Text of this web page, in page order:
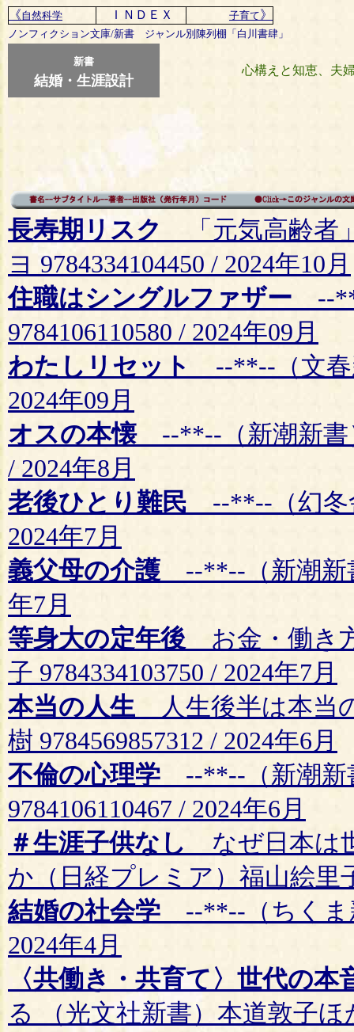
《自然科学 ＩＮＤＥＸ 子育て》
ノンフィクション文庫/新書 ジャンル別陳列棚「白川書肆」
新書
結婚・生涯設計
心構えと知恵、 夫
長寿期リスク
「元気高齢者
ヨ 9784334104450 / 2024年10月
住職はシングルファザー --
9784106110580 / 2024年09月
わたしリセット
--**--（文春
2024年09月
オスの本懐--**--（新潮新書
/ 2024年8月
老後ひとり難民 --**--（幻冬
2024年7月
義父母の介護--**--（新潮新書
年7月
等身大の定年後 お金・働き
子 9784334103750 / 2024年7月
本当の人生
人生後半は本当
樹 9784569857312 / 2024年6月
不倫の心理学 --**--（新潮新
9784106110467 / 2024年6月
＃生涯子供なし
なぜ日本は
か（日経プレミア）福山絵里
結婚の社会学 --**--（ちくま
2024年4月
〈共働き・共育て〉世代の本
る （光文社新書）本道敦子ほ